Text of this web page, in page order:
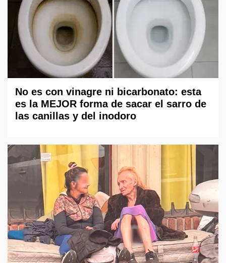
No es con vinagre ni bicarbonato: esta
es la MEJOR forma de sacar el sarro de
las canillas y del inodoro